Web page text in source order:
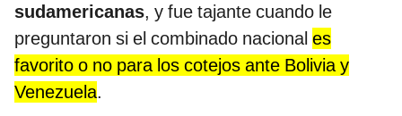
sudamericanas, y fue tajante cuando le
preguntaron si el combinado nacional es
favorito o no para los cotejos ante Bolivia y
Venezuela.